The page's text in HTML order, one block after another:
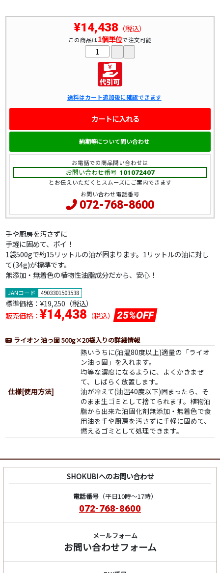
手や厨房を汚さずに
手軽に固めて、ポイ！
1袋500gで約15リットルの油が固まります。1リットルの油に対し
て(34g)が標準です。
無添加・無着色の植物性油脂成分だから、安心！
JANコード 4903301503538
標準価格： ¥19,250（税込）
販売価格： ¥14,438 （税込） 25%OFF
ライオン 油っ固 500g×20袋入りの詳細情報
仕様[使用方法]
熱いうちに(油温80度以上)適量の「ライオ
ン油っ固」を入れます。
均等な濃度になるように、よくかきまぜ
て、しばらく放置します。
油が冷えて(油温40度以下)固まったら、そ
のまま生ゴミとして捨てられます。植物油
脂から出来た油固化剤無添加・無着色で食
用油を手や厨房を汚さずに手軽に固めて、
燃えるゴミとして処理できます。
¥14,438 （税込）
この商品は1個単位で注文可能
送料はカート追加後に確認できます
カートに入れる
納期等について問い合わせ
お電話での商品問い合わせは
お問い合わせ番号 101072407
とお伝えいただくとスムーズにご案内できます
お問い合わせ電話番号
072-768-8600
SHOKUBIへのお問い合わせ
電話番号（平日10時～17時）
072-768-8600
メールフォーム
お問い合わせフォーム